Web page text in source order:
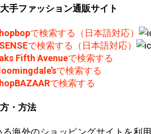
手ファッション通販サイト
で検索する（日本語対応）
で検索する（日本語対応）
Fifth Avenueで検索する
で検索する
で検索する
・方法